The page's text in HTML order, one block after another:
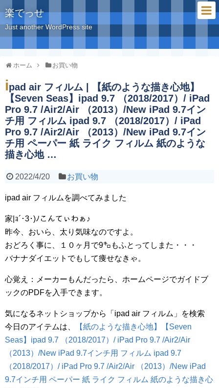
楽でっせ
Just another WordPress site
ホーム お買い物
ipad air フィルム | 【紙のような描き心地】
【Seven Seas】ipad 9.7 （2018/2017）/ iPad
Pro 9.7 /Air2/Air （2013）/New iPad 9.7イン
チ用 フィルム ipad 9.7 （2018/2017）/ iPad
Pro 9.7 /Air2/Air （2013）/New iPad 9.7イン
チ用 ペーパー 紙 ライク フィルム 紙のような
描き心地 …
2022/4/20 お買い物
ipad air フィルムを調べてみました
家|ｮ´･3･)ﾉこんてぃわぁ♪
昨今、おいら、太り気味なのですよ。
おどろく事に、１０ヶ月で9㌔もふとってしまた・・・
バナナダイエットでもして痩せなきゃ。
心覚え：メーカーもんだったら、ホームページでガイドブ
ックのPDFを入手できます。
気になるネットショップから「ipad air フィルム」を検索
今日のアイテムは、
【紙のような描き心地】【Seven
Seas】ipad 9.7 （2018/2017）/ iPad Pro 9.7 /Air2/Air
（2013）/New iPad 9.7インチ用 フィルム ipad 9.7
（2018/2017）/ iPad Pro 9.7 /Air2/Air （2013）/New iPad
9.7インチ用 ペーパー 紙 ライク フィルム 紙のような描き心